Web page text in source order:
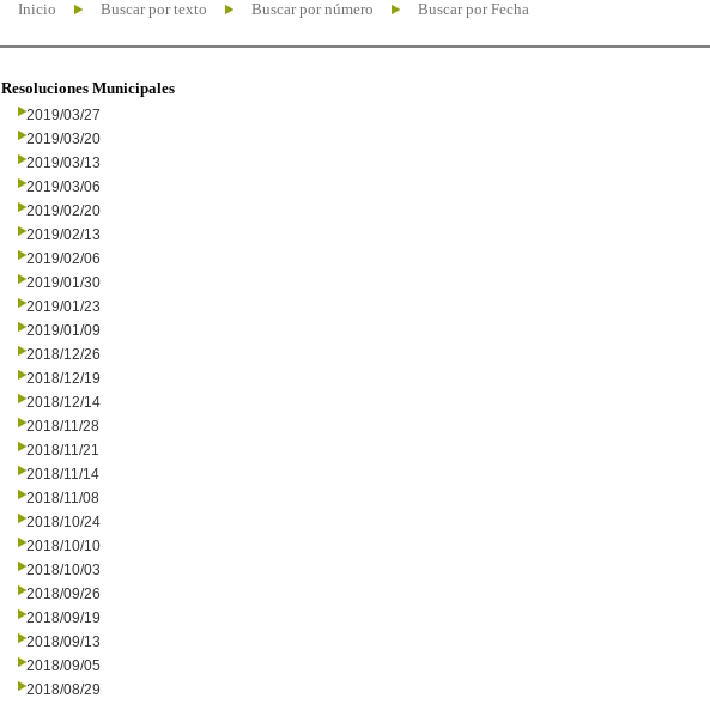
Inicio Buscar por texto Buscar por número Buscar por Fecha
Resoluciones Municipales
2019/03/27
2019/03/20
2019/03/13
2019/03/06
2019/02/20
2019/02/13
2019/02/06
2019/01/30
2019/01/23
2019/01/09
2018/12/26
2018/12/19
2018/12/14
2018/11/28
2018/11/21
2018/11/14
2018/11/08
2018/10/24
2018/10/10
2018/10/03
2018/09/26
2018/09/19
2018/09/13
2018/09/05
2018/08/29